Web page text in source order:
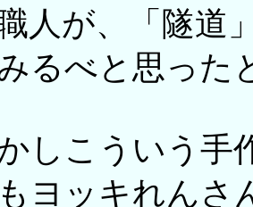
人が、「隧道
るべと思った
しこういう手
ヨッキれんさ